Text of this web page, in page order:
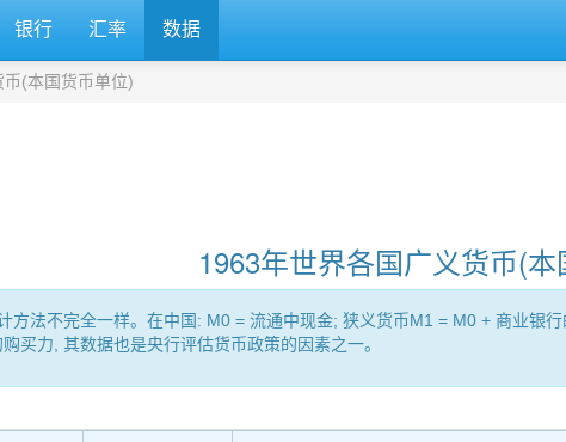
银行 汇率 数据
(本国货币单位)
1963年世界各国广义货币(
方法不完全一样。在中国: M0 = 流通中现金; 狭义货币M1 = M0 + 商业银
买力, 其数据也是央行评估货币政策的因素之一。